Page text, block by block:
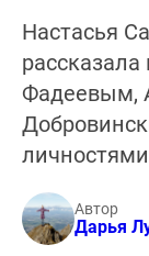
Настасья
Фадеевым,
Автор
Дарья